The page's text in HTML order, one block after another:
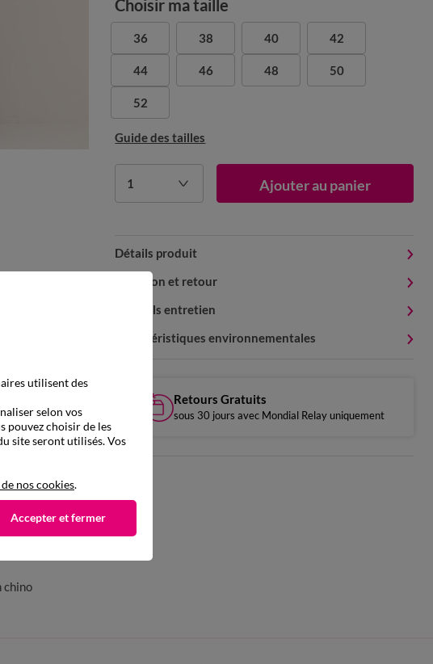
Choisir ma taille
36 38 40 42
44 46 48 50
52
Guide des tailles
1 Ajouter au panier
Détails produit
Livraison et retour
Conseils entretien
Caractéristiques environnementales
Retours Gratuits
sous 30 jours avec Mondial Relay uniquement
chino
utilisent des
selon vos
pouvez choisir de les
site seront utilisés. Vos
nos cookies.
Accepter et fermer